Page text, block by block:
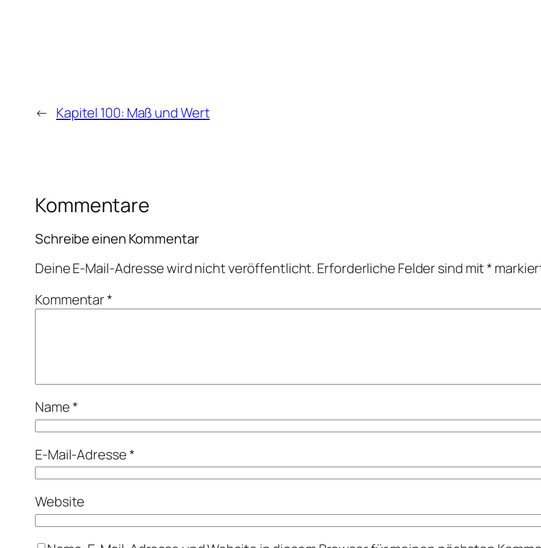
← Kapitel 100: Maß und Wert
Kommentare
Schreibe einen Kommentar
Deine E-Mail-Adresse wird nicht veröffentlicht. Erforderliche Felder sind mit*
Kommentar*
Name*
E-Mail-Adresse*
Website